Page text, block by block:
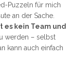
Puzzeln für mich
an der Sache.
es kein Team und
werden – selbst
kann auch einfach